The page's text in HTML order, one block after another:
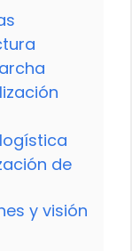
de
y visión